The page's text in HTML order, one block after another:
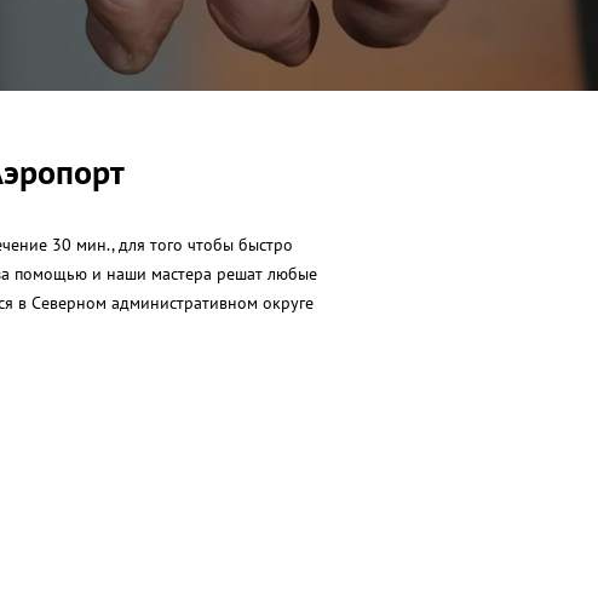
30 мин., для того чтобы быстро
помощью и наши мастера решат любые
в Северном административном округе